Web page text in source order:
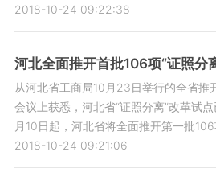
2018-10-24 09:22:38
河北全面推开首批106项“证照分
从河北省工商局10月23日举行的全省推
会议上获悉，河北省“证照分离”改革试
月10日起，河北省将全面推开第一批106
2018-10-24 09:21:06